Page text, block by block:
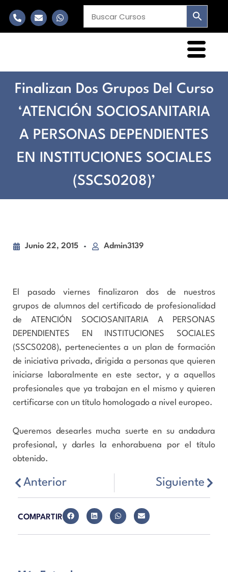
Finalizan Dos Grupos Del Curso
‘ATENCIÓN SOCIOSANITARIA
A PERSONAS DEPENDIENTES
EN INSTITUCIONES SOCIALES
(SSCS0208)’
Junio 22, 2015 Admin3139
El pasado viernes finalizaron dos de nuestros
grupos de alumnos del certificado de profesionalidad
de ATENCIÓN SOCIOSANITARIA A PERSONAS
DEPENDIENTES EN INSTITUCIONES SOCIALES
(SSCS0208), pertenecientes a un plan de formación
de iniciativa privada, dirigida a personas que quieren
iniciarse laboralmente en este sector, y a aquellos
profesionales que ya trabajan en el mismo y quieren
certificarse con un título homologado a nivel europeo.
Queremos desearles mucha suerte en su andadura
profesional, y darles la enhorabuena por el título
obtenido.
Anterior Siguiente
COMPARTIR